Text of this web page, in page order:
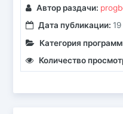
Автор раздачи:
Дата публикации:
Категория
Количество